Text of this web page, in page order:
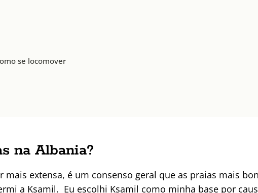
se locomover
na Albania?
mais extensa, é um consenso geral que as praias mais
a Ksamil. Eu escolhi Ksamil como minha base por